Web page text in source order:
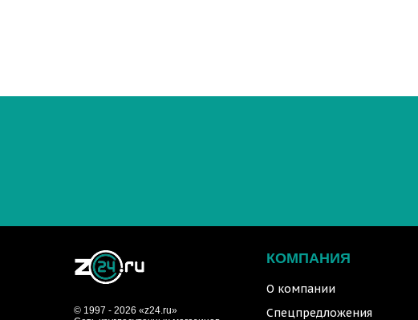
© 1997 - 2026 «z24.ru»
КОМПАНИЯ
О компании
Спецпредложения